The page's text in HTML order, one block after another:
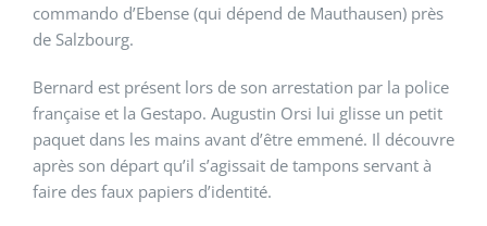
commando d’Ebense (qui dépend de Mauthausen) près
de Salzbourg.
Bernard est présent lors de son arrestation par la police
française et la Gestapo. Augustin Orsi lui glisse un petit
paquet dans les mains avant d’être emmené. Il découvre
après son départ qu’il s’agissait de tampons servant à
faire des faux papiers d’identité.